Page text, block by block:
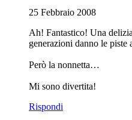
25 Febbraio 2008
Ah! Fantastico! Una
generazioni danno le piste
Però la nonnetta…
Mi sono divertita!
Rispondi